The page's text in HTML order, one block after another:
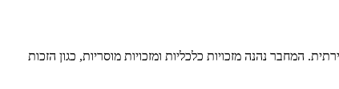
המחבר נהנה מזכויות כלכליות ומזכויות מוסריות, כגון הזכות